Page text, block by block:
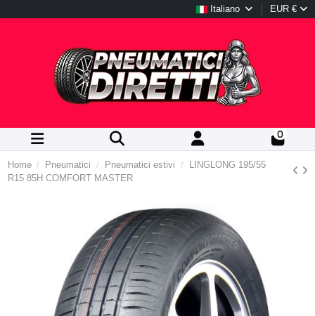
Italiano EUR €
0
Home Pneumatici Pneumatici estivi
LINGLONG 195/55
R15 85H COMFORT MASTER